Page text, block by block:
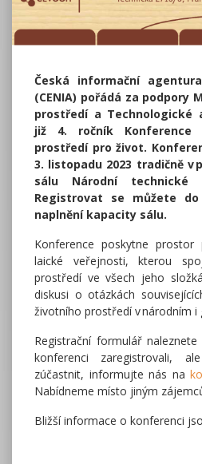
Česká informační
(CENIA) pořádá za podpory
prostředí a Technologické
již 4. ročník Konference
prostředí pro život.
3. listopadu 2023 tradičně v
sálu Národní technické
Registrovat se můžete do
naplnění kapacity sálu.
Konference poskytne
laické veřejnosti, kterou
prostředí ve všech jeho
diskusi o otázkách
životního prostředí v národním i
Registrační formulář naleznete
konferenci zaregistrovali,
zúčastnit, informujte nás na
Nabídneme místo jiným
Bližší informace o konferenci